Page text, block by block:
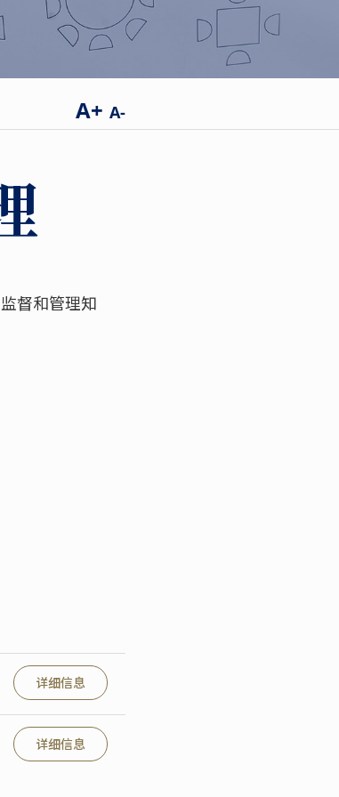
A+ A-
督和管理知
详细信息
详细信息